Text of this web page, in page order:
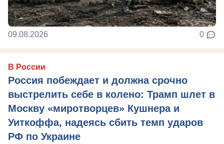
09.08.2026 0
В России
Россия побеждает и должна срочно
выстрелить себе в колено: Трамп шлет в
Москву «миротворцев» Кушнера и
Уиткоффа, надеясь сбить темп ударов
РФ по Украине